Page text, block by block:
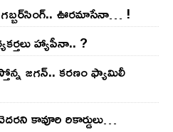
ఊర‌మాసేనా… !
హ్యాపీనా.. ?
జ‌గ‌న్‌.. క‌ర‌ణం ఫ్యామిలీ
కావూరి రికార్డులు…